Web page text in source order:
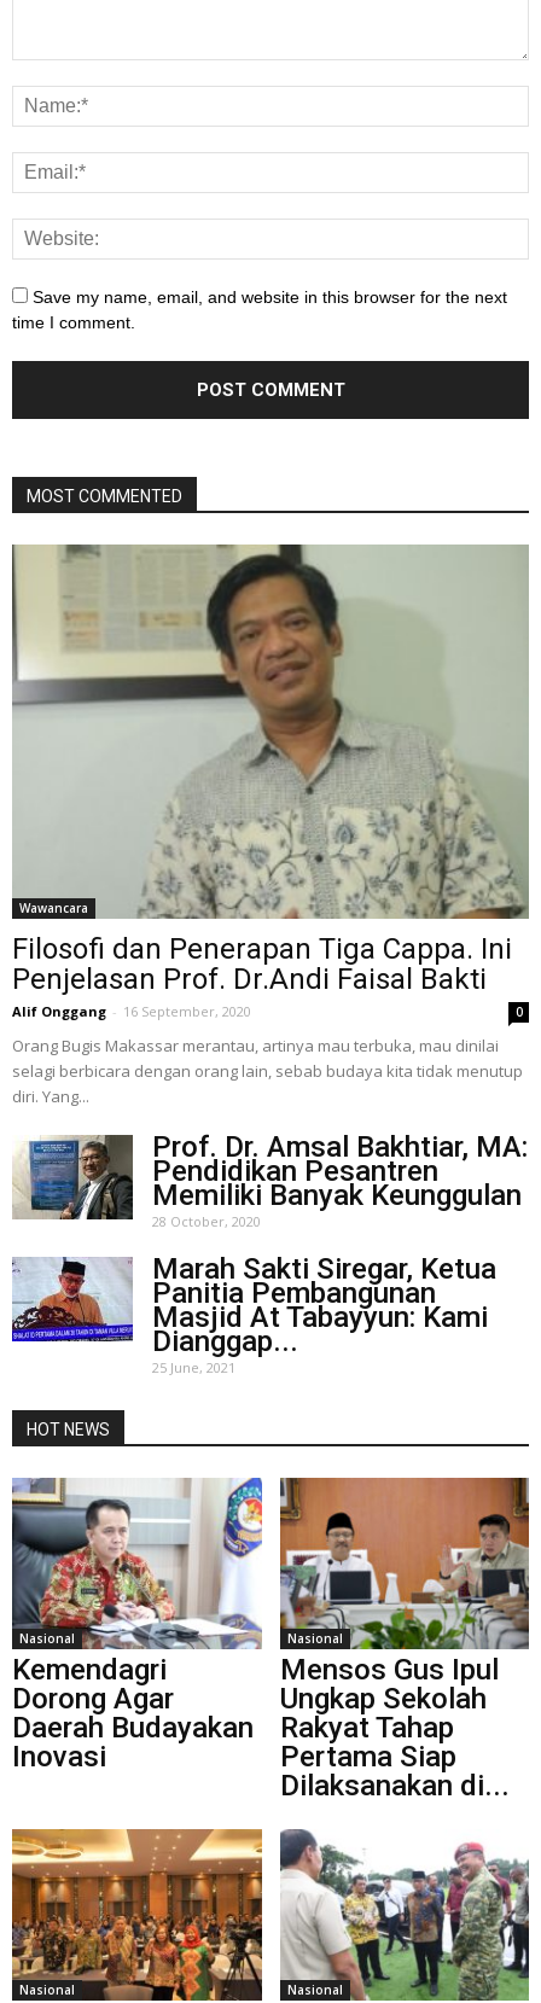
Save my name, email, and website in this browser for the next
time I comment.
MOST COMMENTED
Wawancara
Filosofi dan Penerapan Tiga Cappa. Ini
Penjelasan Prof. Dr.Andi Faisal Bakti
Alif Onggang - 16 September, 2020 0
Orang Bugis Makassar merantau, artinya mau terbuka, mau dinilai
selagi berbicara dengan orang lain, sebab budaya kita tidak menutup
diri. Yang...
Prof. Dr. Amsal Bakhtiar, MA:
Pendidikan Pesantren
Memiliki Banyak Keunggulan
28 October, 2020
Marah Sakti Siregar, Ketua
Panitia Pembangunan
Masjid At Tabayyun: Kami
Dianggap...
25 June, 2021
HOT NEWS
Nasional
Kemendagri
Dorong Agar
Daerah Budayakan
Inovasi
Nasional
Mensos Gus Ipul
Ungkap Sekolah
Rakyat Tahap
Pertama Siap
Dilaksanakan di...
Nasional Nasional